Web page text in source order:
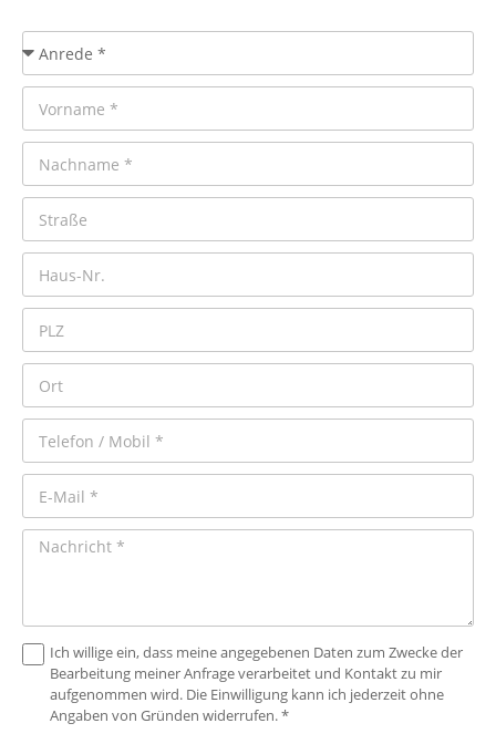
Ich willige ein, dass meine angegebenen Daten zum Zwecke der
Bearbeitung meiner Anfrage verarbeitet und Kontakt zu mir
aufgenommen wird. Die Einwilligung kann ich jederzeit ohne
Angaben von Gründen widerrufen. *